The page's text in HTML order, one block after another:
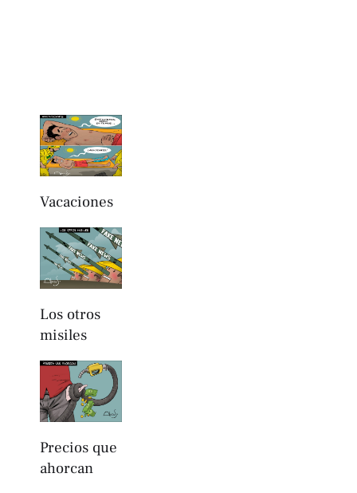
Vacaciones
Los otros
misiles
Precios que
ahorcan